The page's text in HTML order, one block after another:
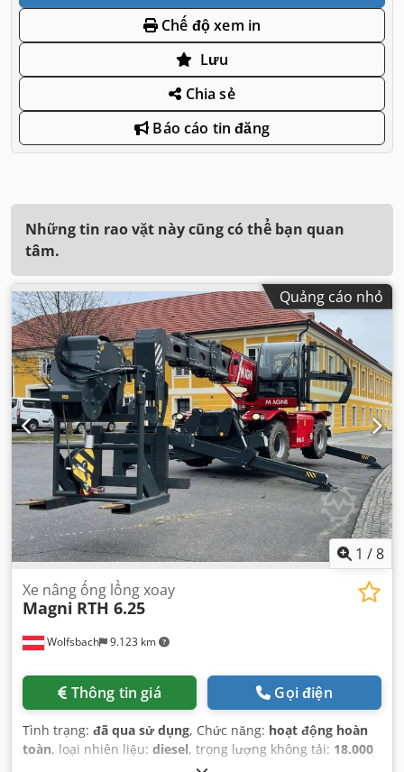
Chế độ xem in
Lưu
Chia sẻ
Báo cáo tin đăng
Những tin rao vặt này cũng có thể bạn quan
tâm.
Quảng cáo nhỏ
1 /8
Wolfsbach 9.123 km
Xe nâng ống lồng xoay
Magni RTH 6.25
Thông tin giá Gọi điện
Tình trạng: đã qua sử dụng, Chức năng: hoạt động hoàn
toàn, loại nhiên liệu: diesel, trọng lượng không tải: 18.000
25.000 mm